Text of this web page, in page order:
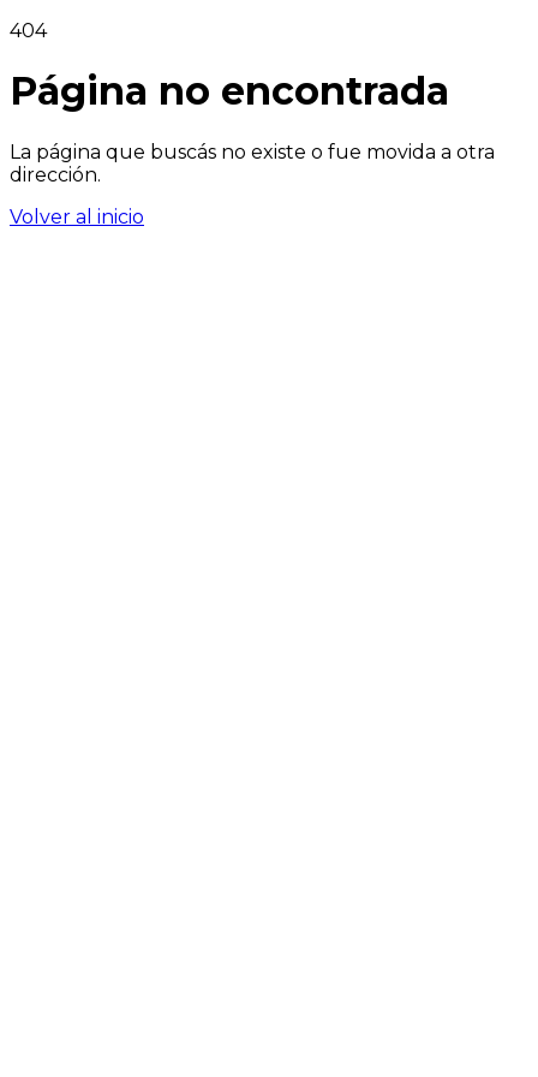
404
Página no encontrada
La página que buscás no existe o fue movida a otra
dirección.
Volver al inicio